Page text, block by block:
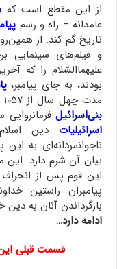
از این مقطع است که
عامدانه – راه و رسم
تاریخ گم کند. از
و فیلم‌های سینمایی
علیهماالسّلام را که
بودند، به جای پیامبر،
مدت چهل سال از ۱۰۵۷ تا ۱۰۱۷ پیش از میلاد با اقتدار و عدالت بر
بنی‌اسرائیل
اسرائیلیات دین
ناجوانمردانه‌ای به
بیان آن شرم دارد.
این قوم پس از
پیامبران راستین
بازگرداندن آنان به
ادامه دارد…
قسمت قبلی